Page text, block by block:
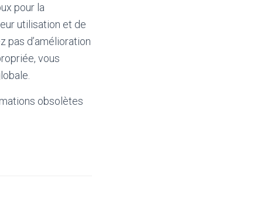
pour la
utilisation et de
pas d’amélioration
vous
obsolètes